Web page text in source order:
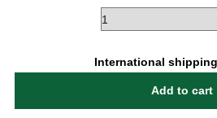
International
Add to cart